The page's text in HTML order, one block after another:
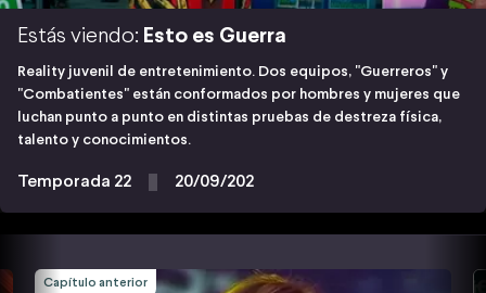
Estás viendo: Esto es Guerra
Reality juvenil de entretenimiento. Dos equipos, "Guerreros" y
"Combatientes" están conformados por hombres y mujeres que
luchan punto a punto en distintas pruebas de destreza física,
talento y conocimientos.
Temporada 22 20/09/202
Capítulo anterior